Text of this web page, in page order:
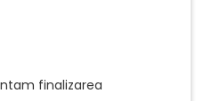
finalizarea